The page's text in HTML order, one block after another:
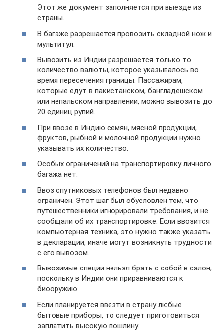
Этот же документ заполняется при выезде из
страны.
В багаже разрешается провозить складной нож и
мультитул.
Вывозить из Индии разрешается только то
количество валюты, которое указывалось во
время пересечения границы. Пассажирам,
которые едут в пакистанском, бангладешском
или непальском направлении, можно вывозить до
20 единиц рупий.
При ввозе в Индию семян, мясной продукции,
фруктов, рыбной и молочной продукции нужно
указывать их количество.
Особых ограничений на транспортировку личного
багажа нет.
Ввоз спутниковых телефонов был недавно
ограничен. Этот шаг был обусловлен тем, что
путешественники игнорировали требования, и не
сообщали об их транспортировке. Если ввозится
компьютерная техника, это нужно также указать
в декларации, иначе могут возникнуть трудности
с его вывозом.
Вывозимые специи нельзя брать с собой в салон,
поскольку в Индии они приравниваются к
биооружию.
Если планируется ввезти в страну любые
бытовые приборы, то следует приготовиться
заплатить высокую пошлину.